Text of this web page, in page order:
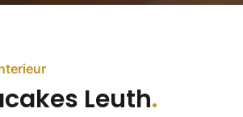
Leuth